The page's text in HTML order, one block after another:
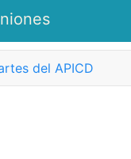
del APICD